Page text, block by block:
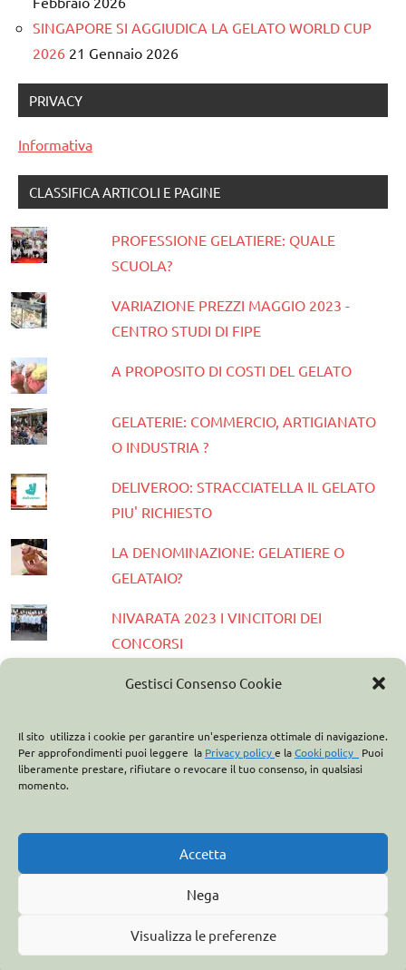
Gestisci Consenso Cookie
Il sito utilizza i cookie per garantire un'esperienza ottimale di navigazione.
Per approfondimenti puoi leggere la Privacy policye laCooki policy
Puoi
liberamente prestare, rifiutare o revocare il tuo consenso, in qualsiasi
momento.
Accetta
Nega
Visualizza le preferenze
SINGAPORE SI AGGIUDICA LA GELATO WORLD CUP
2026 21 Gennaio 2026
PRIVACY
Informativa
CLASSIFICA ARTICOLI E PAGINE
PROFESSIONE GELATIERE: QUALE
SCUOLA?
VARIAZIONE PREZZI MAGGIO 2023 -
CENTRO STUDI DI FIPE
A PROPOSITO DI COSTI DEL GELATO
GELATERIE: COMMERCIO, ARTIGIANATO
O INDUSTRIA ?
DELIVEROO: STRACCIATELLA IL GELATO
PIU' RICHIESTO
LA DENOMINAZIONE: GELATIERE O
GELATAIO?
NIVARATA 2023 I VINCITORI DEI
CONCORSI
PRESENTATA LA GUIDA GELATERIE
ASSOCIAZIONE ITALIANA GELATIERI:
CASA OPTIMA PARTNER
CONO GELATO